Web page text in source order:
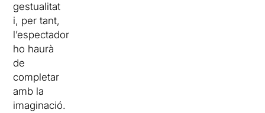
gestualitat
i, per tant,
l’espectador
ho haurà
de
completar
amb la
imaginació.